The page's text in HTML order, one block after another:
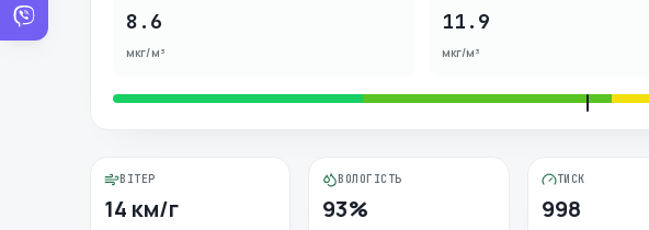
8.6
мкг/м³
11.9
мкг/м³
ВІТЕР
14 км/г
ВОЛОГІСТЬ
93%
ТИСК
998